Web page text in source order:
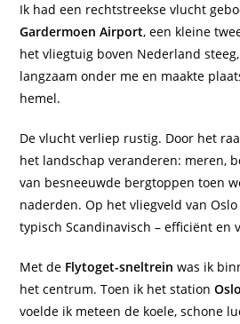
Ik had een rechtstreekse vlucht
Gardermoen Airport, een kleine
het vliegtuig boven Nederland
langzaam onder me en maakte
hemel.
De vlucht verliep rustig. Door het
het landschap veranderen: meren,
van besneeuwde bergtoppen toen
naderden. Op het vliegveld van
typisch Scandinavisch – efficiënt en
Met de Flytoget-sneltrein was ik
het centrum. Toen ik het station
voelde ik meteen de koele, schone